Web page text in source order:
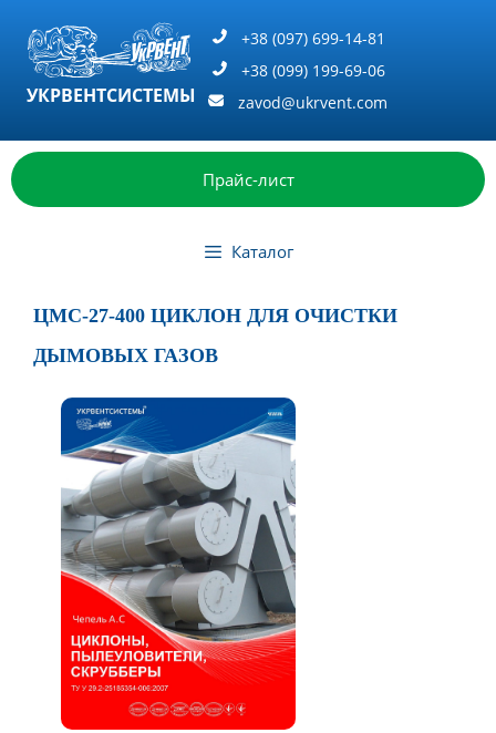
содержимому
УКРВЕНТСИСТЕМЫ
+38 (097) 699-14-81
+38 (099) 199-69-06
zavod@ukrvent.com
Прайс-лист
Каталог
ЦМС-27-400 ЦИКЛОН ДЛЯ ОЧИСТКИ
ДЫМОВЫХ ГАЗОВ